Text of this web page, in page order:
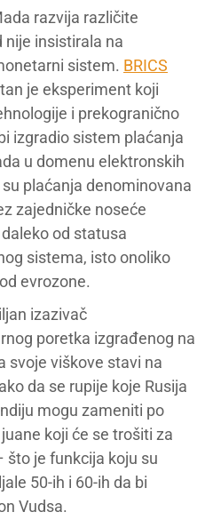
razvija različite
nije insistirala na
sistem. BRICS
je eksperiment koji
i prekogranično
izgradio sistem plaćanja
u domenu elektronskih
plaćanja denominovana
zajedničke noseće
od statusa
sistema, isto onoliko
evrozone.
izazivač
poretka izgrađenog na
svoje viškove stavi na
da se rupije koje Rusija
mogu zameniti po
koji će se trošiti za
što je funkcija koju su
50-ih i 60-ih da bi
Vudsa.